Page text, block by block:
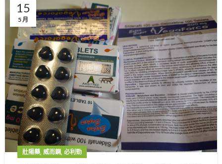
15
5 月
壯陽藥, 威而鋼, 必利勁